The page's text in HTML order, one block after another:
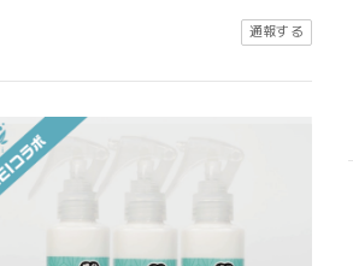
通報する